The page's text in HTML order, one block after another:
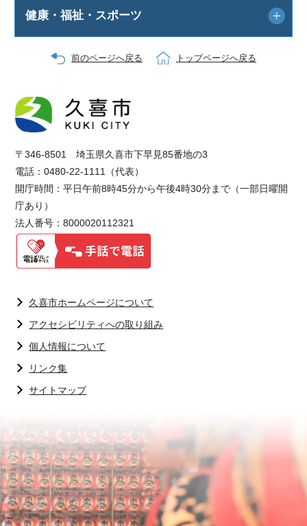
健康・福祉・スポーツ
前のページへ戻る トップページへ戻る
〒346-8501 埼玉県久喜市下早見85番地の3
電話：0480-22-1111（代表）
開庁時間：平日午前8時45分から午後4時30分まで（一部日曜開
庁あり）
法人番号：8000020112321
久喜市ホームページについて
アクセシビリティへの取り組み
個人情報について
リンク集
サイトマップ